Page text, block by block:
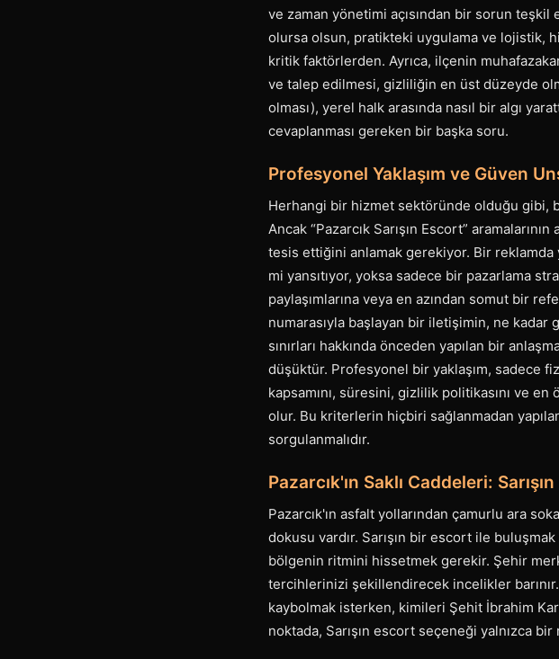
ve zaman yönetimi açısından bir sorun
olursa olsun, pratikteki uygulama ve lojistik,
kritik faktörlerden. Ayrıca, ilçenin
ve talep edilmesi, gizliliğin en üst düzeyde
olması), yerel halk arasında nasıl bir algı
cevaplanması gereken bir başka soru.
Profesyonel Yaklaşım ve Güven
Herhangi bir hizmet sektöründe olduğu gibi,
Ancak “Pazarcık Sarışın Escort”
tesis ettiğini anlamak gerekiyor. Bir reklamda
mi yansıtıyor, yoksa sadece bir pazarlama
paylaşımlarına veya en azından somut bir
numarasıyla başlayan bir iletişimin, ne kadar
sınırları hakkında önceden yapılan bir
düşüktür. Profesyonel bir yaklaşım, sadece
kapsamını, süresini, gizlilik politikasını ve
olur. Bu kriterlerin hiçbiri sağlanmadan
sorgulanmalıdır.
Pazarcık'ın Saklı Caddeleri:
Pazarcık'ın asfalt yollarından çamurlu ara
dokusu vardır. Sarışın bir escort ile
bölgenin ritmini hissetmek gerekir. Şehir
tercihlerinizi şekillendirecek incelikler
kaybolmak isterken, kimileri Şehit İbrahim
noktada, Sarışın escort seçeneği yalnızca